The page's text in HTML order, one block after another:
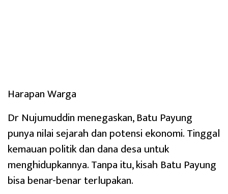
Harapan Warga
Dr Nujumuddin menegaskan, Batu Payung
punya nilai sejarah dan potensi ekonomi. Tinggal
kemauan politik dan dana desa untuk
menghidupkannya. Tanpa itu, kisah Batu Payung
bisa benar-benar terlupakan.